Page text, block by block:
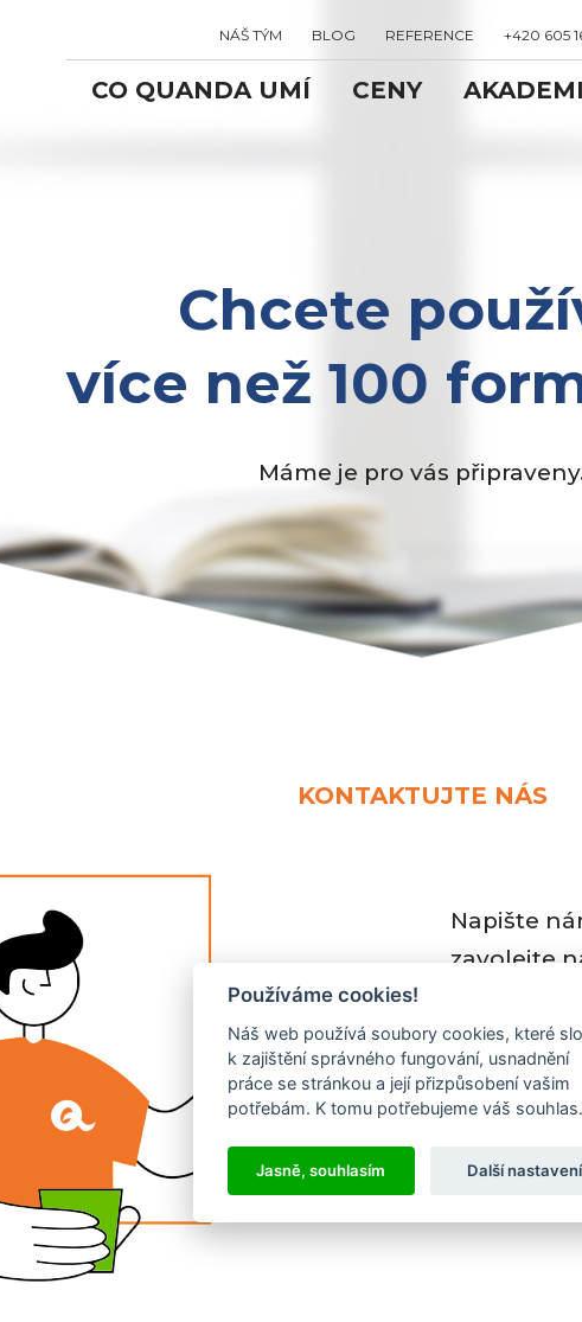
CO QUANDA UMÍ CENY
NÁŠ TÝM BLOG REFERENCE +420 605
Chcete
více než 100
Máme je pro vás
KONTAKTUJTE NÁS
Napište
zavolejte
Těšíme se
Používáme cookies!
Náš web používá soubory cookies, které
k zajištění správného fungování, usnadnění
práce se stránkou a její přizpůsobení vašim
potřebám. K tomu potřebujeme váš souhlas.
Jasně, souhlasím Další nastavení